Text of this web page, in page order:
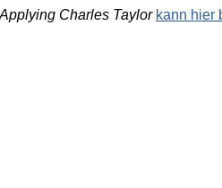
Charles Taylor kann hier